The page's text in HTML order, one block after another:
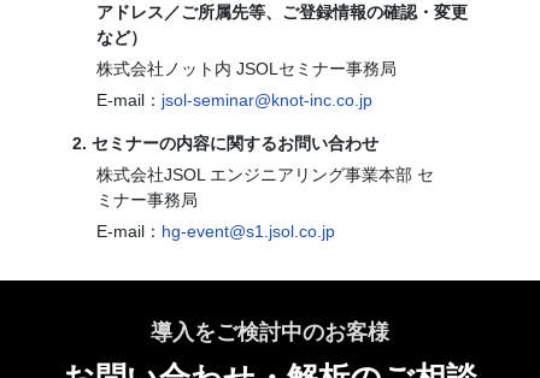
アドレス／ご所属先等、ご登録情報の確認・変更
など）
株式会社ノット内 JSOLセミナー事務局
E-mail： jsol-seminar@knot-inc.co.jp
2. セミナーの内容に関するお問い合わせ
株式会社JSOL エンジニアリング事業本部 セ
ミナー事務局
E-mail： hg-event@s1.jsol.co.jp
導入をご検討中のお客様